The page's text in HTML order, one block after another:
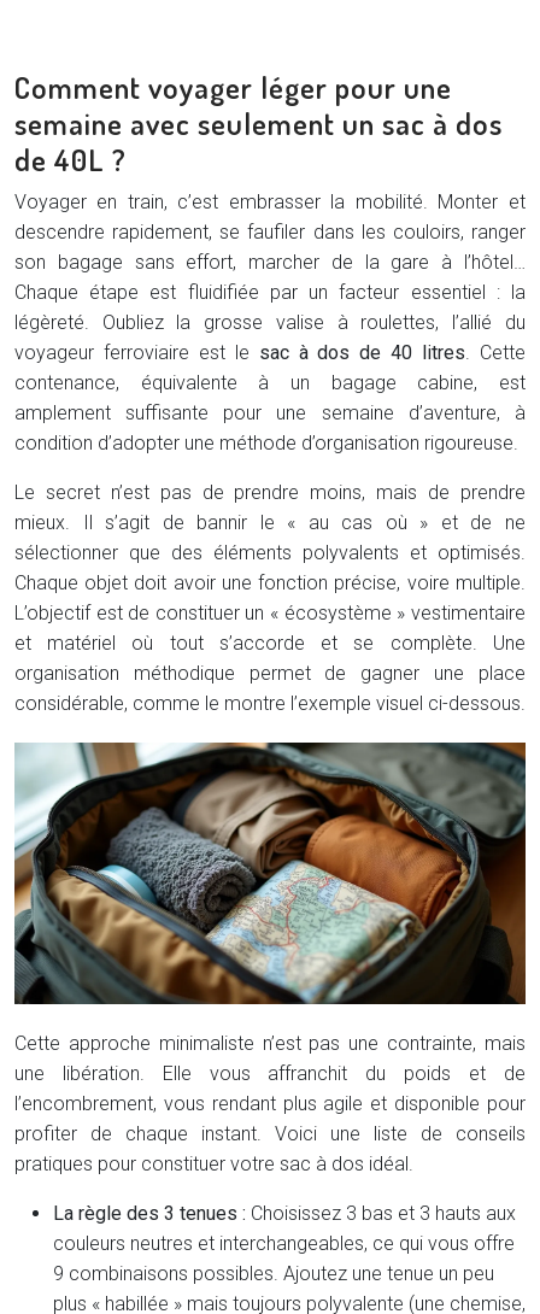
Comment voyager léger pour une
semaine avec seulement un sac à dos
de 40L ?
Voyager en train, c’est embrasser la mobilité. Monter et
descendre rapidement, se faufiler dans les couloirs, ranger
son bagage sans effort, marcher de la gare à l’hôtel…
Chaque étape est fluidifiée par un facteur essentiel : la
légèreté. Oubliez la grosse valise à roulettes, l’allié du
voyageur ferroviaire est le sac à dos de 40 litres. Cette
contenance, équivalente à un bagage cabine, est
amplement suffisante pour une semaine d’aventure, à
condition d’adopter une méthode d’organisation rigoureuse.
Le secret n’est pas de prendre moins, mais de prendre
mieux. Il s’agit de bannir le « au cas où » et de ne
sélectionner que des éléments polyvalents et optimisés.
Chaque objet doit avoir une fonction précise, voire multiple.
L’objectif est de constituer un « écosystème » vestimentaire
et matériel où tout s’accorde et se complète. Une
organisation méthodique permet de gagner une place
considérable, comme le montre l’exemple visuel ci-dessous.
Cette approche minimaliste n’est pas une contrainte, mais
une libération. Elle vous affranchit du poids et de
l’encombrement, vous rendant plus agile et disponible pour
profiter de chaque instant. Voici une liste de conseils
pratiques pour constituer votre sac à dos idéal.
La règle des 3 tenues : Choisissez 3 bas et 3 hauts aux
couleurs neutres et interchangeables, ce qui vous offre
9 combinaisons possibles. Ajoutez une tenue un peu
plus « habillée » mais toujours polyvalente (une chemise,